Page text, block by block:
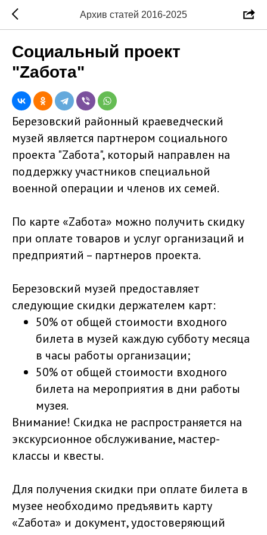
Архив статей 2016-2025
Социальный проект
"Zабота"
Березовский районный краеведческий
музей является партнером социального
проекта "Zабота", который направлен на
поддержку участников специальной
военной операции и членов их семей.
По карте «Zабота» можно получить скидку
при оплате товаров и услуг организаций и
предприятий – партнеров проекта.
Березовский музей предоставляет
следующие скидки держателем карт:
50% от общей стоимости входного
билета в музей каждую субботу месяца
в часы работы организации;
50% от общей стоимости входного
билета на мероприятия в дни работы
музея.
Внимание! Скидка не распространяется на
экскурсионное обслуживание, мастер-
классы и квесты.
Для получения скидки при оплате билета в
музее необходимо предъявить карту
«Zабота» и документ, удостоверяющий